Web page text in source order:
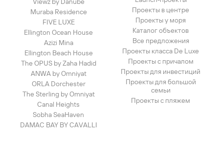
Muraba Residence
FIVE LUXE
Ellington Ocean House
Azizi Mina
Ellington Beach House
The OPUS by Zaha Hadid
ANWA by Omniyat
ORLA Dorchester
The Sterling by Omniyat
Canal Heights
Sobha SeaHaven
DAMAC BAY BY CAVALLI
Проекты в центре
Проекты у моря
Каталог объектов
Все предложения
Проекты класса De Luxe
Проекты с причалом
Проекты для инвестиций
Проекты для большой
семьи
Проекты с пляжем